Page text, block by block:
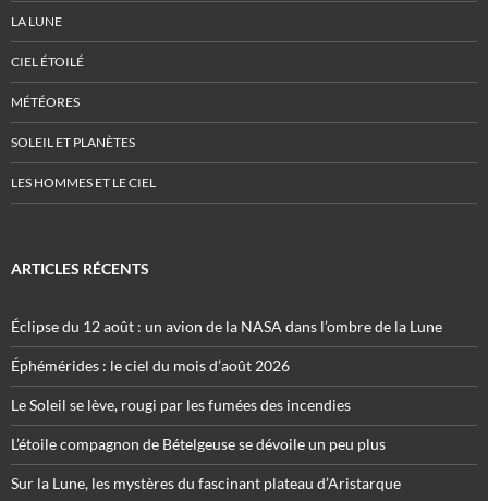
LA LUNE
CIEL ÉTOILÉ
MÉTÉORES
SOLEIL ET PLANÈTES
LES HOMMES ET LE CIEL
ARTICLES RÉCENTS
Éclipse du 12 août : un avion de la NASA dans l’ombre de la Lune
Éphémérides : le ciel du mois d’août 2026
Le Soleil se lève, rougi par les fumées des incendies
L’étoile compagnon de Bételgeuse se dévoile un peu plus
Sur la Lune, les mystères du fascinant plateau d’Aristarque